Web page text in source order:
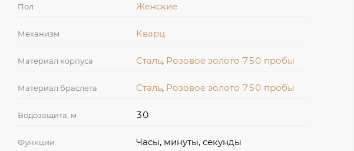
Пол Женские
Механизм Кварц
Материал корпуса Сталь, Розовое золото 750 пробы
Материал браслета Сталь, Розовое золото 750 пробы
Водозащита, м 30
Функции Часы, минуты, секунды